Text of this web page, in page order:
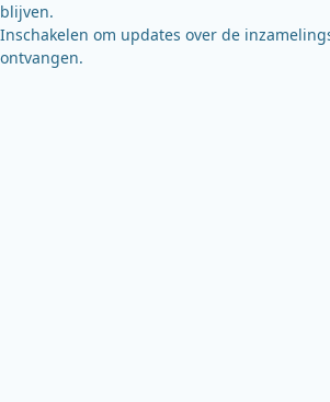
blijven.
Inschakelen om updates over de
ontvangen.